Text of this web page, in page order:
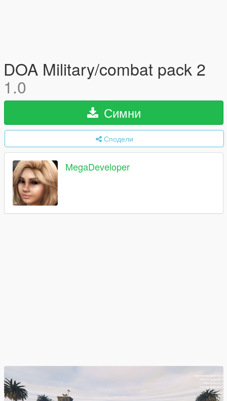
DOA Military/combat pack 2
1.0
Симни
Сподели
MegaDeveloper